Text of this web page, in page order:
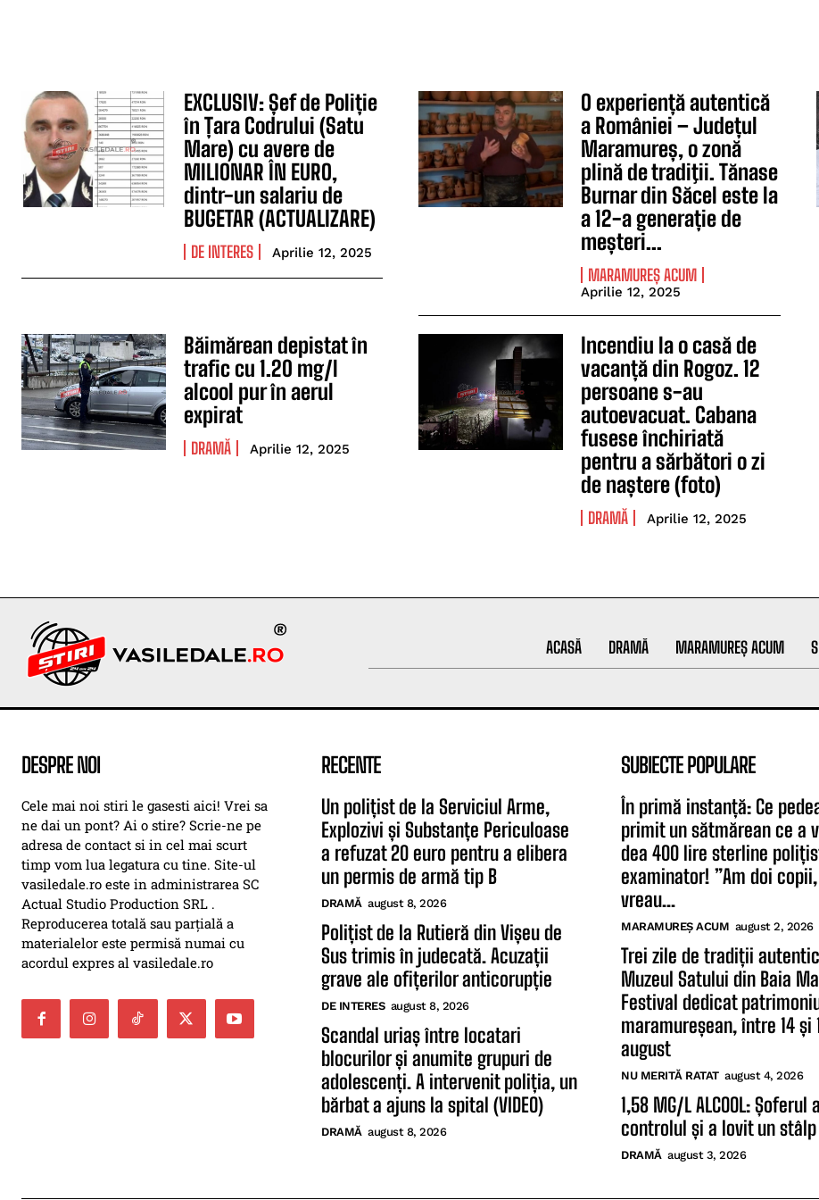
EXCLUSIV: Șef de Poliție
în Țara Codrului (Satu
Mare) cu avere de
MILIONAR ÎN EURO,
dintr-un salariu de
BUGETAR (ACTUALIZARE)
DE INTERES Aprilie 12, 2025
O experiență autentică
a României – Județul
Maramureș, o zonă
plină de tradiţii. Tănase
Burnar din Săcel este la
a 12-a generație de
meșteri...
MARAMUREȘ ACUM
Aprilie 12, 2025
Băimărean depistat în
trafic cu 1.20 mg/l
alcool pur în aerul
expirat
DRAMĂ Aprilie 12, 2025
Incendiu la o casă de
vacanță din Rogoz. 12
persoane s-au
autoevacuat. Cabana
fusese închiriată
pentru a sărbători o zi
de naștere (foto)
DRAMĂ Aprilie 12, 2025
ACASĂ DRAMĂ MARAMUREȘ ACUM
DESPRE NOI
Cele mai noi stiri le gasesti aici! Vrei sa
ne dai un pont? Ai o stire? Scrie-ne pe
adresa de contact si in cel mai scurt
timp vom lua legatura cu tine. Site-ul
vasiledale.ro este in administrarea SC
Actual Studio Production SRL .
Reproducerea totală sau parțială a
materialelor este permisă numai cu
acordul expres al vasiledale.ro
RECENTE
Un polițist de la Serviciul Arme,
Explozivi și Substanțe Periculoase
a refuzat 20 euro pentru a elibera
un permis de armă tip B
DRAMĂ august 8, 2026
Polițist de la Rutieră din Vișeu de
Sus trimis în judecată. Acuzații
grave ale ofițerilor anticorupție
DE INTERES august 8, 2026
Scandal uriaș între locatari
blocurilor și anumite grupuri de
adolescenți. A intervenit poliția, un
bărbat a ajuns la spital (VIDEO)
DRAMĂ august 8, 2026
SUBIECTE POPULARE
În primă instanță: Ce
primit un sătmărean ce a
dea 400 lire sterline
examinator! ”Am doi
vreau...
MARAMUREȘ ACUM august 2, 2026
Trei zile de tradiții
Muzeul Satului din Baia
Festival dedicat
maramureșean, între 14 și
august
NU MERITĂ RATAT august 4, 2026
1,58 MG/L ALCOOL:
controlul și a lovit un stâlp
DRAMĂ august 3, 2026